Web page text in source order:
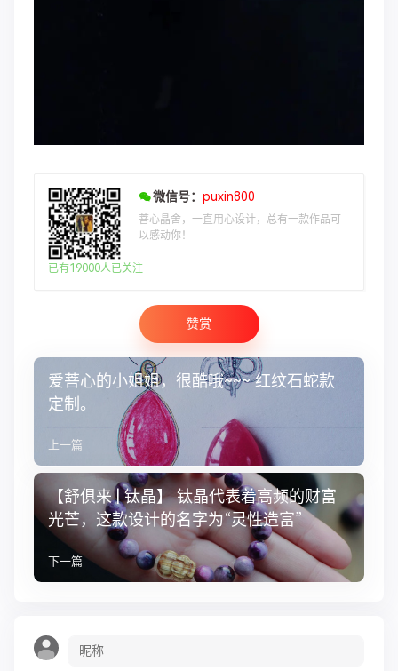
微信号： puxin800
菩心晶舍，一直用心设计，总有一款作品可
以感动你！
已有19000人已关注
赞赏
爱菩心的小姐姐，很酷哦~~~ 红纹石蛇款
定制。
上一篇
【舒俱来 | 钛晶】 钛晶代表着高频的财富
光芒，这款设计的名字为“灵性造富”
下一篇